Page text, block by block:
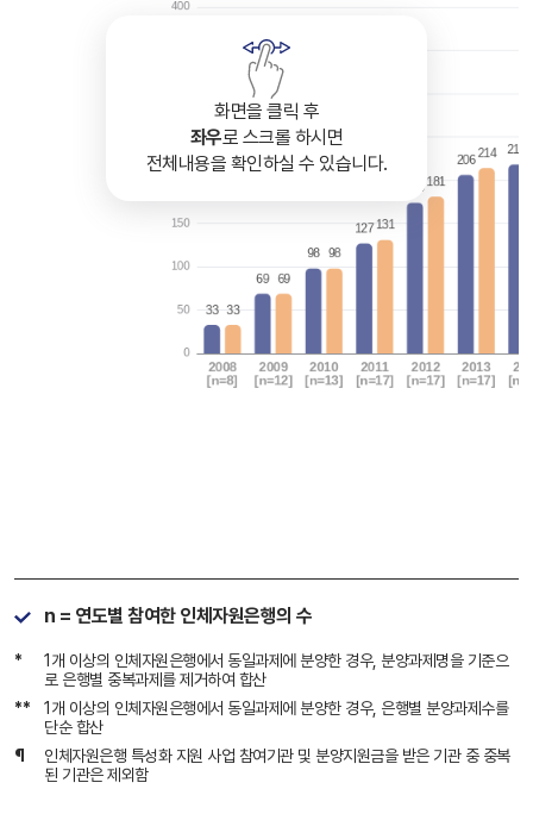
화면을 클릭 후
좌우로 스크롤 하시면
전체내용을 확인하실 수 있습니다.
n = 연도별 참여한 인체자원은행의 수
*
1개 이상의 인체자원은행에서 동일과제에 분양한 경우, 분양과제명을 기준으
로 은행별 중복과제를 제거하여 합산
**
1개 이상의 인체자원은행에서 동일과제에 분양한 경우, 은행별 분양과제수를
단순 합산
¶
인체자원은행 특성화 지원 사업 참여기관 및 분양지원금을 받은 기관 중 중복
된 기관은 제외함